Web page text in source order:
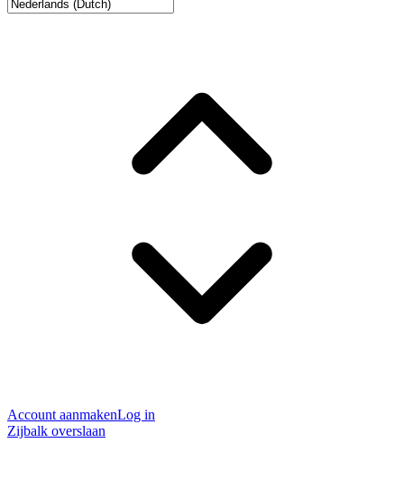
Account aanmakenLog in
Zijbalk overslaan